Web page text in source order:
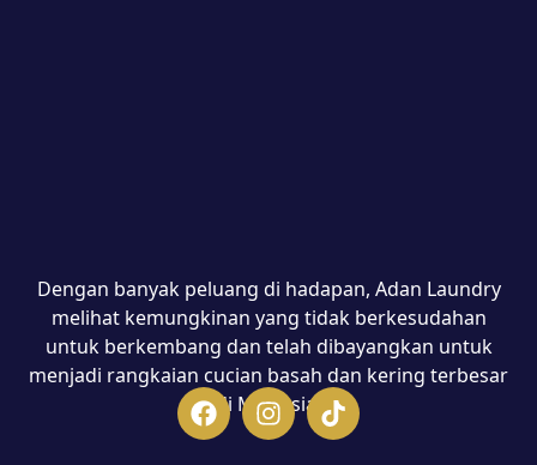
Dengan banyak peluang di hadapan, Adan Laundry
melihat kemungkinan yang tidak berkesudahan
untuk berkembang dan telah dibayangkan untuk
menjadi rangkaian cucian basah dan kering terbesar
di Malaysia.